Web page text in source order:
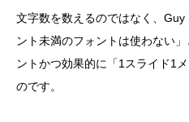
文字数を数えるのではなく、
ント未満のフォントは使わない
ントかつ効果的に「1スライド1
のです。